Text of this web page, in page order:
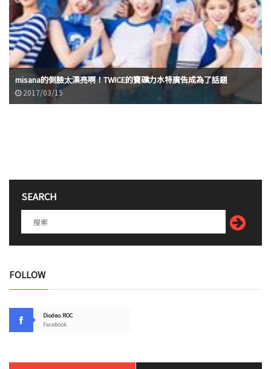
misana的側臉太漂亮啊！TWICE的寶礦力水特廣告成為了話題
2017/03/15
SEARCH
FOLLOW
Diodeo.ROC
Facebook